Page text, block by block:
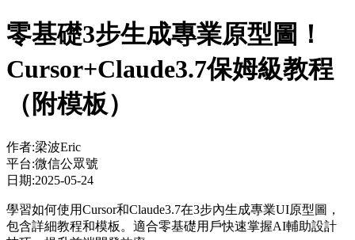
零基礎3步生成專業原型圖！
Cursor+Claude3.7保姆級教程
（附模板）
作者:梁波Eric
平台:微信公眾號
日期:2025-05-24
學習如何使用Cursor和Claude3.7在3步內生成專業UI原型圖，
包含詳細教程和模板。適合零基礎用戶快速掌握AI輔助設計